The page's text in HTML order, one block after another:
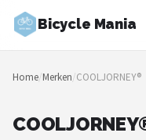
Bicycle Mania
Zoeken
NAVIGATIE
Home/Merken/COOLJORNEY®